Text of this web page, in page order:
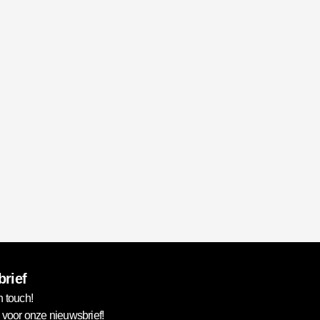
touch!
voor onze nieuwsbrief!